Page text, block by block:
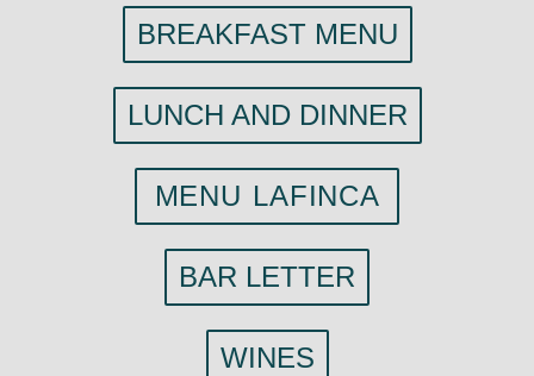
BREAKFAST MENU
LUNCH AND DINNER
MENU LAFINCA
BAR LETTER
WINES